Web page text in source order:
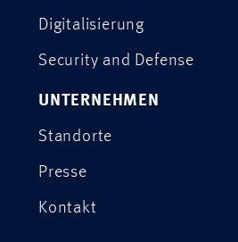
Digitalisierung
Security and Defense
UNTERNEHMEN
Standorte
Presse
Kontakt